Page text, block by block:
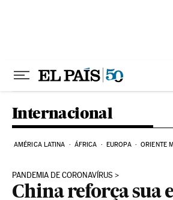
Internacional
AMÉRICA LATINA ÁFRICA EUROPA ORIENTE
PANDEMIA DE CORONAVÍRUS
China reforça sua